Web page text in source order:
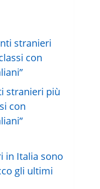
stranieri più
con